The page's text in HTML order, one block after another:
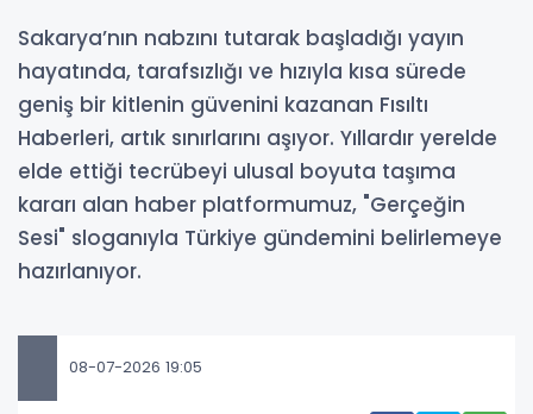
Sakarya’nın nabzını tutarak başladığı yayın
hayatında, tarafsızlığı ve hızıyla kısa sürede
geniş bir kitlenin güvenini kazanan Fısıltı
Haberleri, artık sınırlarını aşıyor. Yıllardır yerelde
elde ettiği tecrübeyi ulusal boyuta taşıma
kararı alan haber platformumuz, "Gerçeğin
Sesi" sloganıyla Türkiye gündemini belirlemeye
hazırlanıyor.
08-07-2026 19:05